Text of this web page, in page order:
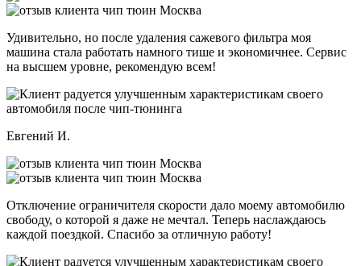
Удивительно, но после удаления сажевого фильтра моя
машина стала работать намного тише и экономичнее. Сервис
на высшем уровне, рекомендую всем!
Евгений И.
Отключение ограничителя скорости дало моему автомобилю
свободу, о которой я даже не мечтал. Теперь наслаждаюсь
каждой поездкой. Спасибо за отличную работу!